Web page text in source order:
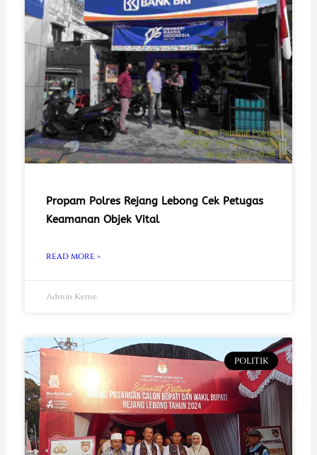
Propam Polres Rejang Lebong Cek Petugas
Keamanan Objek Vital
READ MORE »
Admin Keme
POLITIK